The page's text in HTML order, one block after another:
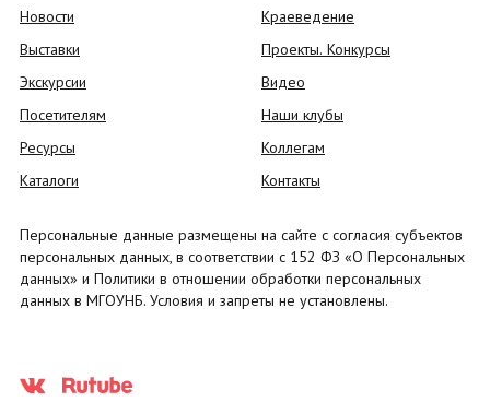
Новости
Выставки
Экскурсии
Посетителям
Ресурсы
Каталоги
Краеведение
Проекты. Конкурсы
Видео
Наши клубы
Коллегам
Контакты
Персональные данные размещены на сайте с согласия субъектов
персональных данных, в соответствии с 152 ФЗ «О Персональных
данных» и Политики в отношении обработки персональных
данных в МГОУНБ. Условия и запреты не установлены.